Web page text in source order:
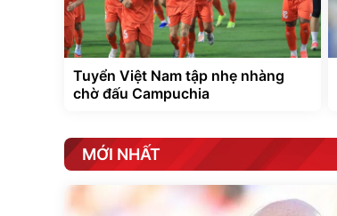
Tuyển Việt Nam tập nhẹ nhàng
chờ đấu Campuchia
MỚI NHẤT